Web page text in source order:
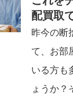
配買取
昨今の断
て、お部
いる方も
ょうか？